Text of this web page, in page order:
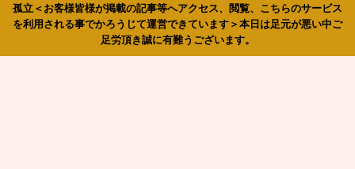
孤立＜お客様皆様が掲載の記事等へアクセス、閲覧、こちらのサービス
を利用される事でかろうじて運営できています＞本日は足元が悪い中ご
足労頂き誠に有難うございます。